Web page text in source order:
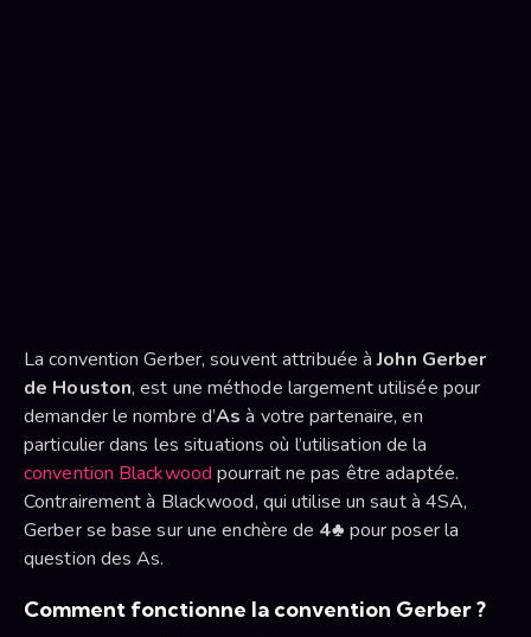
La convention Gerber, souvent attribuée àJohn Gerber
de Houston, est une méthode largement utilisée pour
demander le nombre d’As à votre partenaire, en
particulier dans les situations où l’utilisation de la
convention Blackwood pourrait ne pas être adaptée.
Contrairement à Blackwood, qui utilise un saut à 4SA,
Gerber se base sur une enchère de 4♣ pour poser la
question des As.
Comment fonctionne la convention Gerber ?